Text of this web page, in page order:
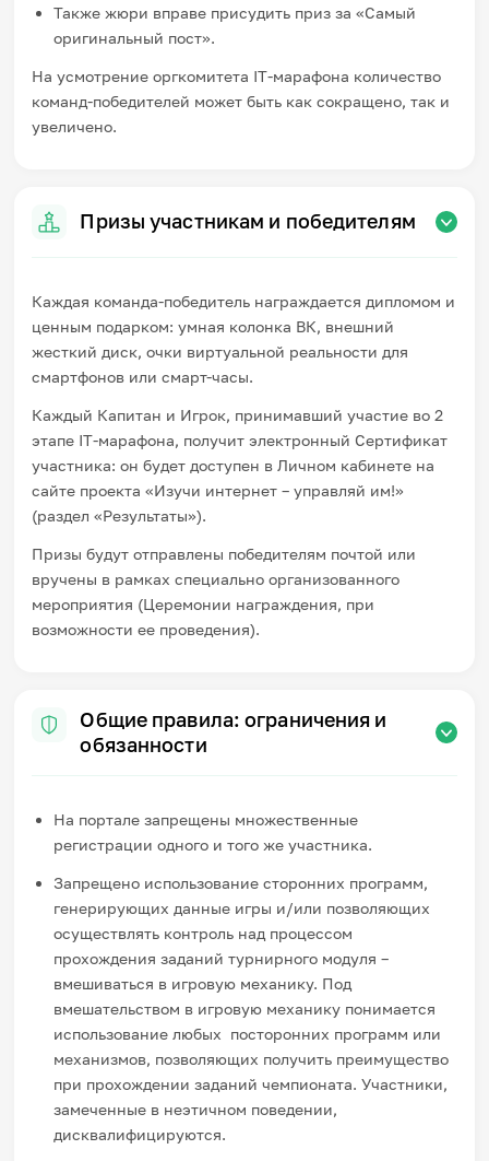
Также жюри вправе присудить приз за «Самый
оригинальный пост».
На усмотрение оргкомитета IT-марафона количество
команд-победителей может быть как сокращено, так и
увеличено.
Призы участникам и победителям
Каждая команда-победитель награждается дипломом и
ценным подарком: умная колонка ВК, внешний
жесткий диск, очки виртуальной реальности для
смартфонов или смарт-часы.
Каждый Капитан и Игрок, принимавший участие во 2
этапе IT-марафона, получит электронный Сертификат
участника: он будет доступен в Личном кабинете на
сайте проекта «Изучи интернет – управляй им!»
(раздел «Результаты»).
Призы будут отправлены победителям почтой или
вручены в рамках специально организованного
мероприятия (Церемонии награждения, при
возможности ее проведения).
Общие правила: ограничения и
обязанности
На портале запрещены множественные
регистрации одного и того же участника.
Запрещено использование сторонних программ,
генерирующих данные игры и/или позволяющих
осуществлять контроль над процессом
прохождения заданий турнирного модуля –
вмешиваться в игровую механику. Под
вмешательством в игровую механику понимается
использование любых посторонних программ или
механизмов, позволяющих получить преимущество
при прохождении заданий чемпионата. Участники,
замеченные в неэтичном поведении,
дисквалифицируются.